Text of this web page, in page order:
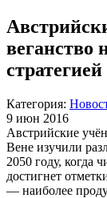
веганство
Категория:
9 июн 2016
Австрийские
Вене изучили
2050 году, когда
достигнет
— наиболее